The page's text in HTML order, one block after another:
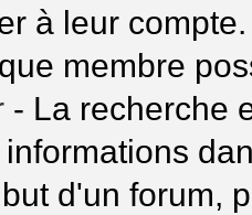
à leur compte.
membre
- La recherche
d'un forum,